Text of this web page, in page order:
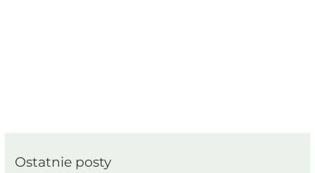
Ostatnie posty